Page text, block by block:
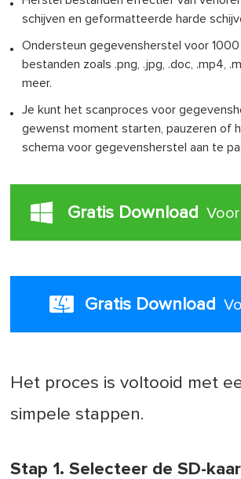
schijven en geformatteerde harde
Ondersteun gegevensherstel voor
bestanden zoals .png, .jpg, .doc, .mp4,
meer.
Je kunt het scanproces voor
gewenst moment starten, pauzeren of
schema voor gegevensherstel aan te
Gratis Download
Gratis Download
Het proces is voltooid met
simpele stappen.
Stap 1. Selecteer de SD-